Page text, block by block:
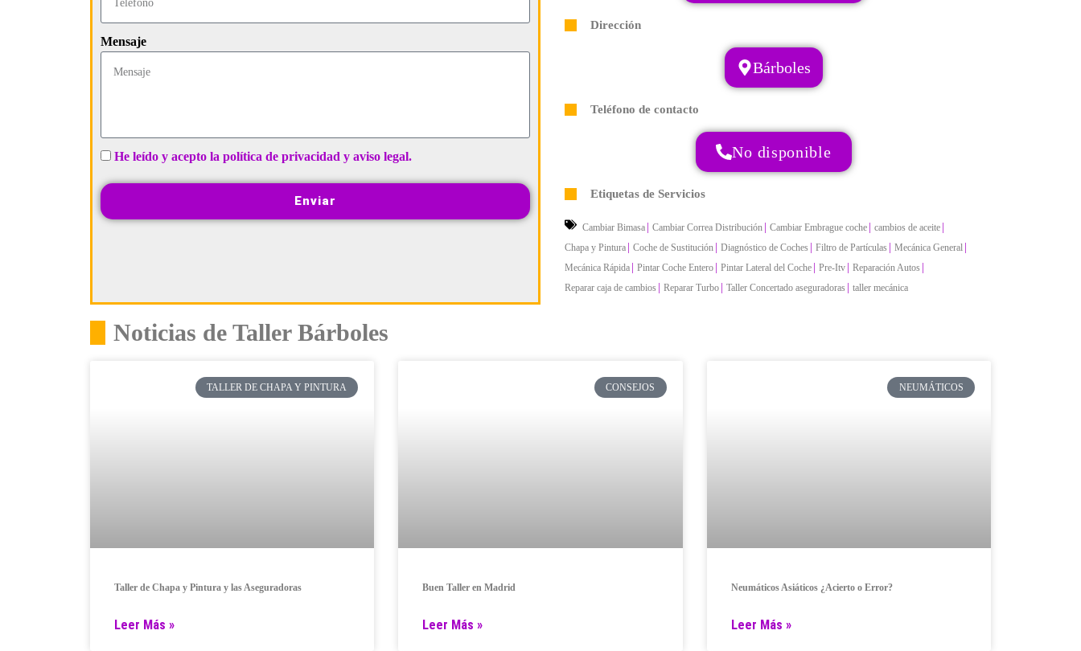
Mensaje
He leído y acepto la política de privacidad y aviso legal.
Enviar
Dirección
Bárboles
Teléfono de contacto
No disponible
Etiquetas de Servicios
Cambiar Bimasa Cambiar Correa Distribución Cambiar Embrague coche cambios de aceite
Chapa y Pintura Coche de Sustitución Diagnóstico de Coches Filtro de Partículas Mecánica General
Mecánica Rápida Pintar Coche Entero Pintar Lateral del Coche Pre-Itv Reparación Autos
Reparar caja de cambios Reparar Turbo Taller Concertado aseguradoras taller mecánica
Noticias de Taller Bárboles
TALLER DE CHAPA Y PINTURA
Taller de Chapa y Pintura y las Aseguradoras
Leer Más »
CONSEJOS
Buen Taller en Madrid
Leer Más »
NEUMÁTICOS
Neumáticos Asiáticos ¿Acierto o Error?
Leer Más »